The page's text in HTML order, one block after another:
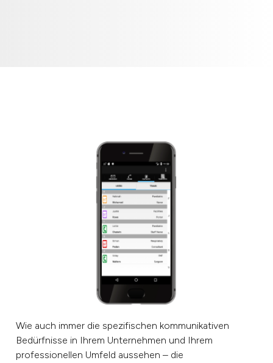
Wie auch immer die spezifischen kommunikativen
Bedürfnisse in Ihrem Unternehmen und Ihrem
professionellen Umfeld aussehen – die